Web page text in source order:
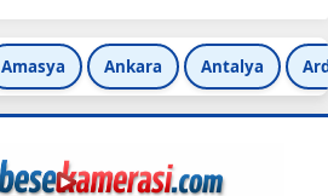
Amasya Ankara Antalya